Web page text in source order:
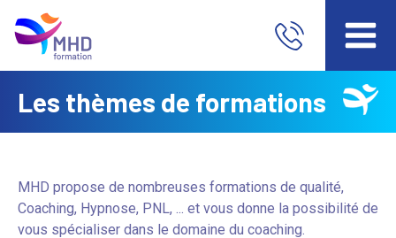
Les thèmes de formations
MHD propose de nombreuses formations de qualité,
Coaching, Hypnose, PNL, ... et vous donne la possibilité de
vous spécialiser dans le domaine du coaching.